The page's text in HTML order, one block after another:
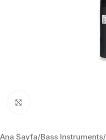
Ana Sayfa/Bass Instruments/